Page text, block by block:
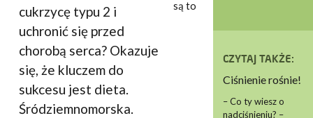
cukrzycę typu 2 i
uchronić się przed
chorobą serca? Okazuje
się, że kluczem do
sukcesu jest dieta.
Śródziemnomorska.
są to
CZYTAJ TAKŻE:
Ciśnienie rośnie!
– Co ty wiesz o
nadciśnieniu? –